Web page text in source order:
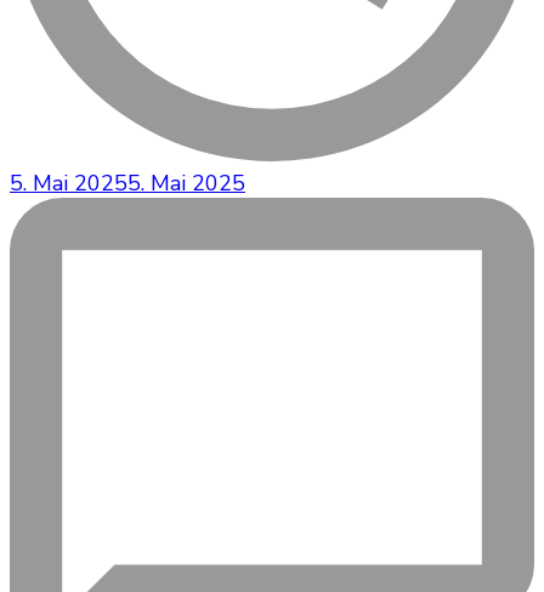
5. Mai 20255. Mai 2025